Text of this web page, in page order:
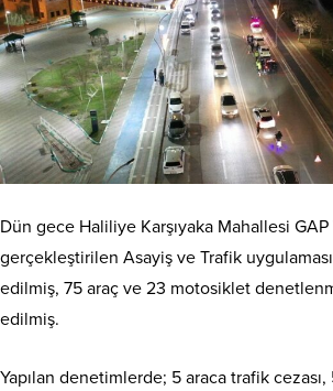
Dün gece Haliliye Karşıyaka Mahallesi
gerçekleştirilen Asayiş ve Trafik
edilmiş, 75 araç ve 23 motosiklet
edilmiş.
Yapılan denetimlerde; 5 araca trafik cezası,